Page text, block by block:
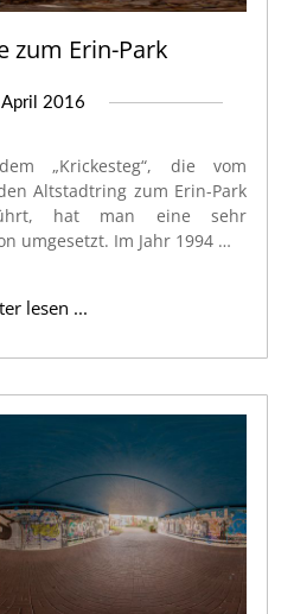
zum Erin-Park
2016
„Krickesteg“, die vom
Altstadtring zum Erin-Park
hat man eine sehr
umgesetzt. Im Jahr 1994 …
lesen ...